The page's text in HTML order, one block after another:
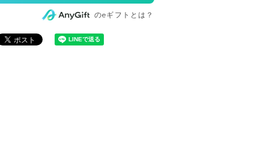
のeギフトとは？